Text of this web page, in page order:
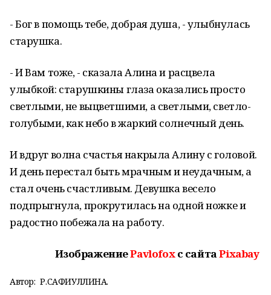
- Бог в помощь тебе, добрая душа, - улыбнулась
старушка.
- И Вам тоже, - сказала Алина и расцвела
улыбкой: старушкины глаза оказались просто
светлыми, не выцветшими, а светлыми, светло-
голубыми, как небо в жаркий солнечный день.
И вдруг волна счастья накрыла Алину с головой.
И день перестал быть мрачным и неудачным, а
стал очень счастливым. Девушка весело
подпрыгнула, прокрутилась на одной ножке и
радостно побежала на работу.
ИзображениеPavlofoxс сайтаPixabay
Автор: Р.САФИУЛЛИНА.